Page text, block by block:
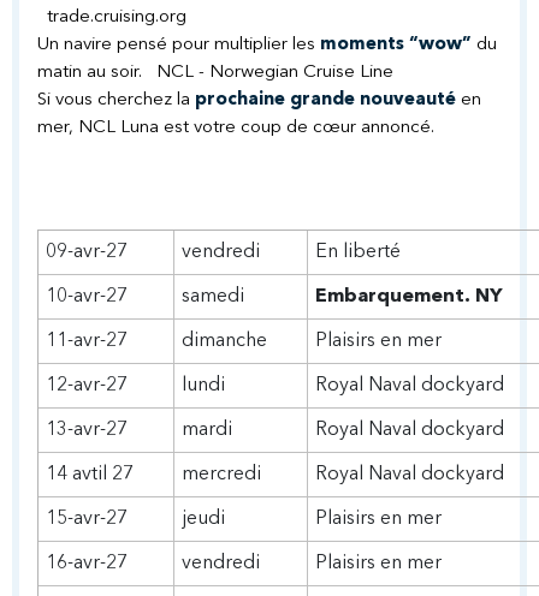
trade.cruising.org
Un navire pensé pour multiplier les moments “wow” du
matin au soir.
NCL - Norwegian Cruise Line
Si vous cherchez la prochaine grande nouveauté en
mer, NCL Luna est votre coup de cœur annoncé.
09-avr-27 vendredi En liberté
10-avr-27 samedi Embarquement. NY
11-avr-27 dimanche Plaisirs en mer
12-avr-27 lundi Royal Naval dockyard
13-avr-27 mardi Royal Naval dockyard
14 avtil 27 mercredi Royal Naval dockyard
15-avr-27 jeudi Plaisirs en mer
16-avr-27 vendredi Plaisirs en mer